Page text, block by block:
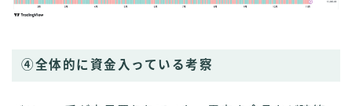
④全体的に資金入っている考察